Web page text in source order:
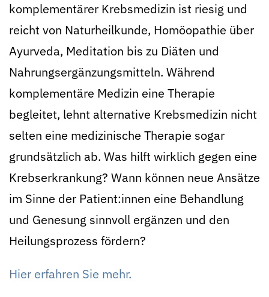
komplementärer Krebsmedizin ist riesig und
reicht von Naturheilkunde, Homöopathie über
Ayurveda, Meditation bis zu Diäten und
Nahrungsergänzungsmitteln. Während
komplementäre Medizin eine Therapie
begleitet, lehnt alternative Krebsmedizin nicht
selten eine medizinische Therapie sogar
grundsätzlich ab. Was hilft wirklich gegen eine
Krebserkrankung? Wann können neue Ansätze
im Sinne der Patient:innen eine Behandlung
und Genesung sinnvoll ergänzen und den
Heilungsprozess fördern?
Hier erfahren Sie mehr.